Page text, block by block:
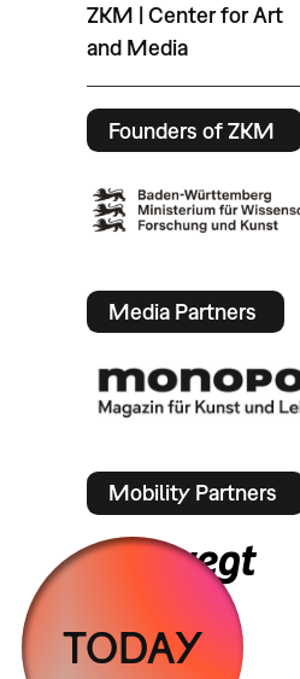
ZKM | Center for Art
and Media
Founders of ZKM
Media Partners
Mobility Partners
TODAY